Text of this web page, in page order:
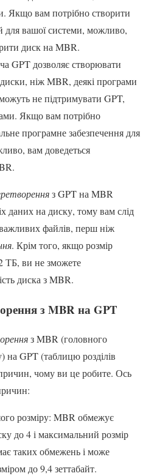
Якщо вам потрібно створити
для вашої системи, можливо,
диск на MBR.
GPT дозволяє створювати
диски, ніж MBR, деякі програми
не підтримувати GPT,
Якщо вам потрібно
програмне забезпечення для
вам доведеться
з GPT на MBR
даних на диску, тому вам слід
файлів, перш ніж
. Крім того, якщо розмір
ТБ, ви не зможете
диска з MBR.
з MBR на GPT
з MBR (головного
на GPT (таблицю розділів
чому ви це робите. Ось
розміру: MBR обмежує
до 4 і максимальний розмір
таких обмежень і може
до 9,4 зеттабайт.